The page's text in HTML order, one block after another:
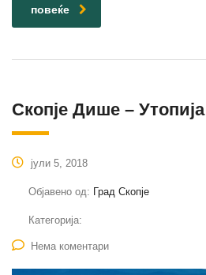
повеќе
Скопје Дише –
јули 5, 2018
Објавено од: Град Скопје
Категорија:
Нема коментари